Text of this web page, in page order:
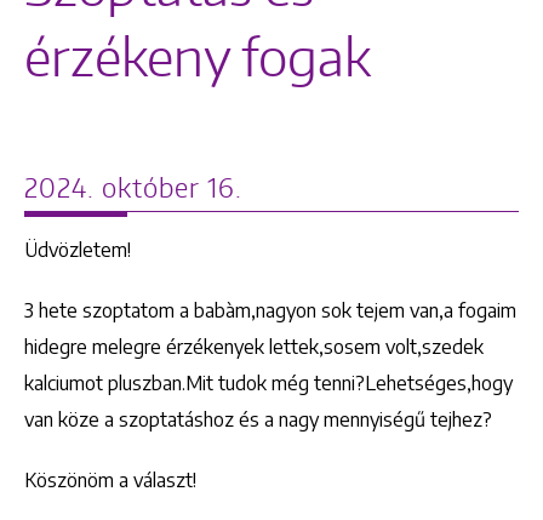
érzékeny fogak
2024. október 16.
Üdvözletem!
3 hete szoptatom a babàm,nagyon sok tejem van,a fogaim
hidegre melegre érzékenyek lettek,sosem volt,szedek
kalciumot pluszban.Mit tudok még tenni?Lehetséges,hogy
van köze a szoptatáshoz és a nagy mennyiségű tejhez?
Köszönöm a választ!